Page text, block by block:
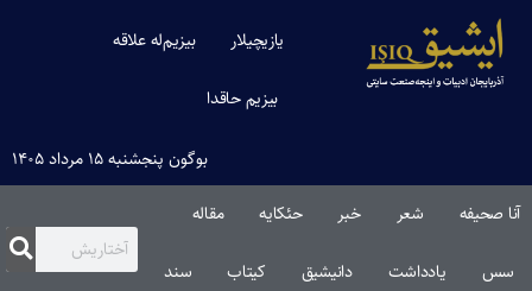
یازیچیلار بیزیم‌له علاقه
بیزیم حاقدا
بوگون پنجشنبه ۱۵ مرداد ۱۴۰۵
آنا صحیفه شعر خبر حئکایه مقاله‌
سس یادداشت دانیشیق کیتاب سند